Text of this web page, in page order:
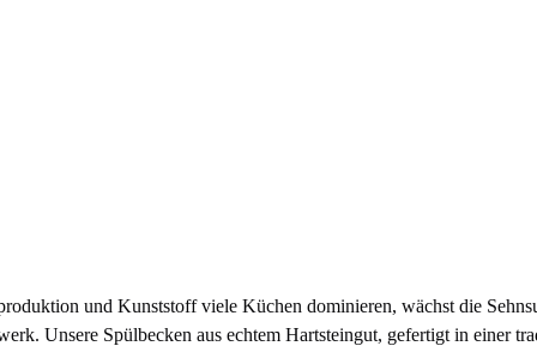
und Kunststoff viele Küchen dominieren, wächst die
Unsere Spülbecken aus echtem Hartsteingut, gefertigt in einer